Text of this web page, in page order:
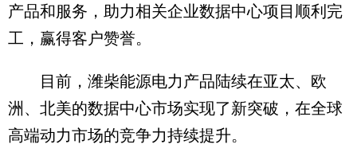
产品和服务，助力相关企业数据中心项目顺利完
工，赢得客户赞誉。
目前，潍柴能源电力产品陆续在亚太、欧
洲、北美的数据中心市场实现了新突破，在全球
高端动力市场的竞争力持续提升。